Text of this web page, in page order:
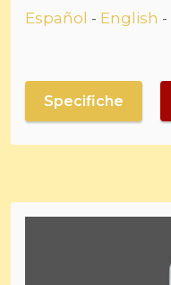
Español - English -
Specifiche